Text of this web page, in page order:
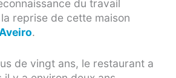
du travail
reprise de cette maison
Aveiro.
de vingt ans, le restaurant a